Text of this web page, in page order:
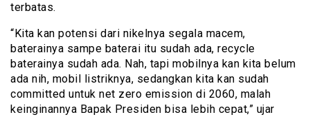
terbatas.
“Kita kan potensi dari nikelnya segala macem,
baterainya sampe baterai itu sudah ada, recycle
baterainya sudah ada. Nah, tapi mobilnya kan kita belum
ada nih, mobil listriknya, sedangkan kita kan sudah
committed untuk net zero emission di 2060, malah
keinginannya Bapak Presiden bisa lebih cepat,” ujar